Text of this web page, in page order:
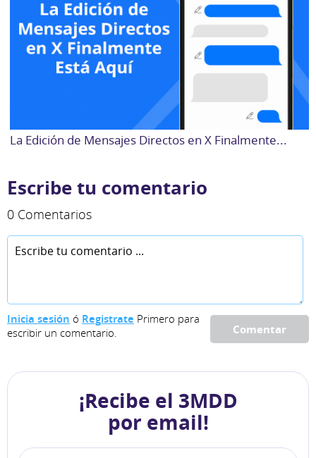
La Edición de Mensajes Directos en X Finalmente...
Escribe tu comentario
0 Comentarios
Comentar
Inicia sesión ó Registrate Primero para
escribir un comentario.
¡Recibe el 3MDD
por email!